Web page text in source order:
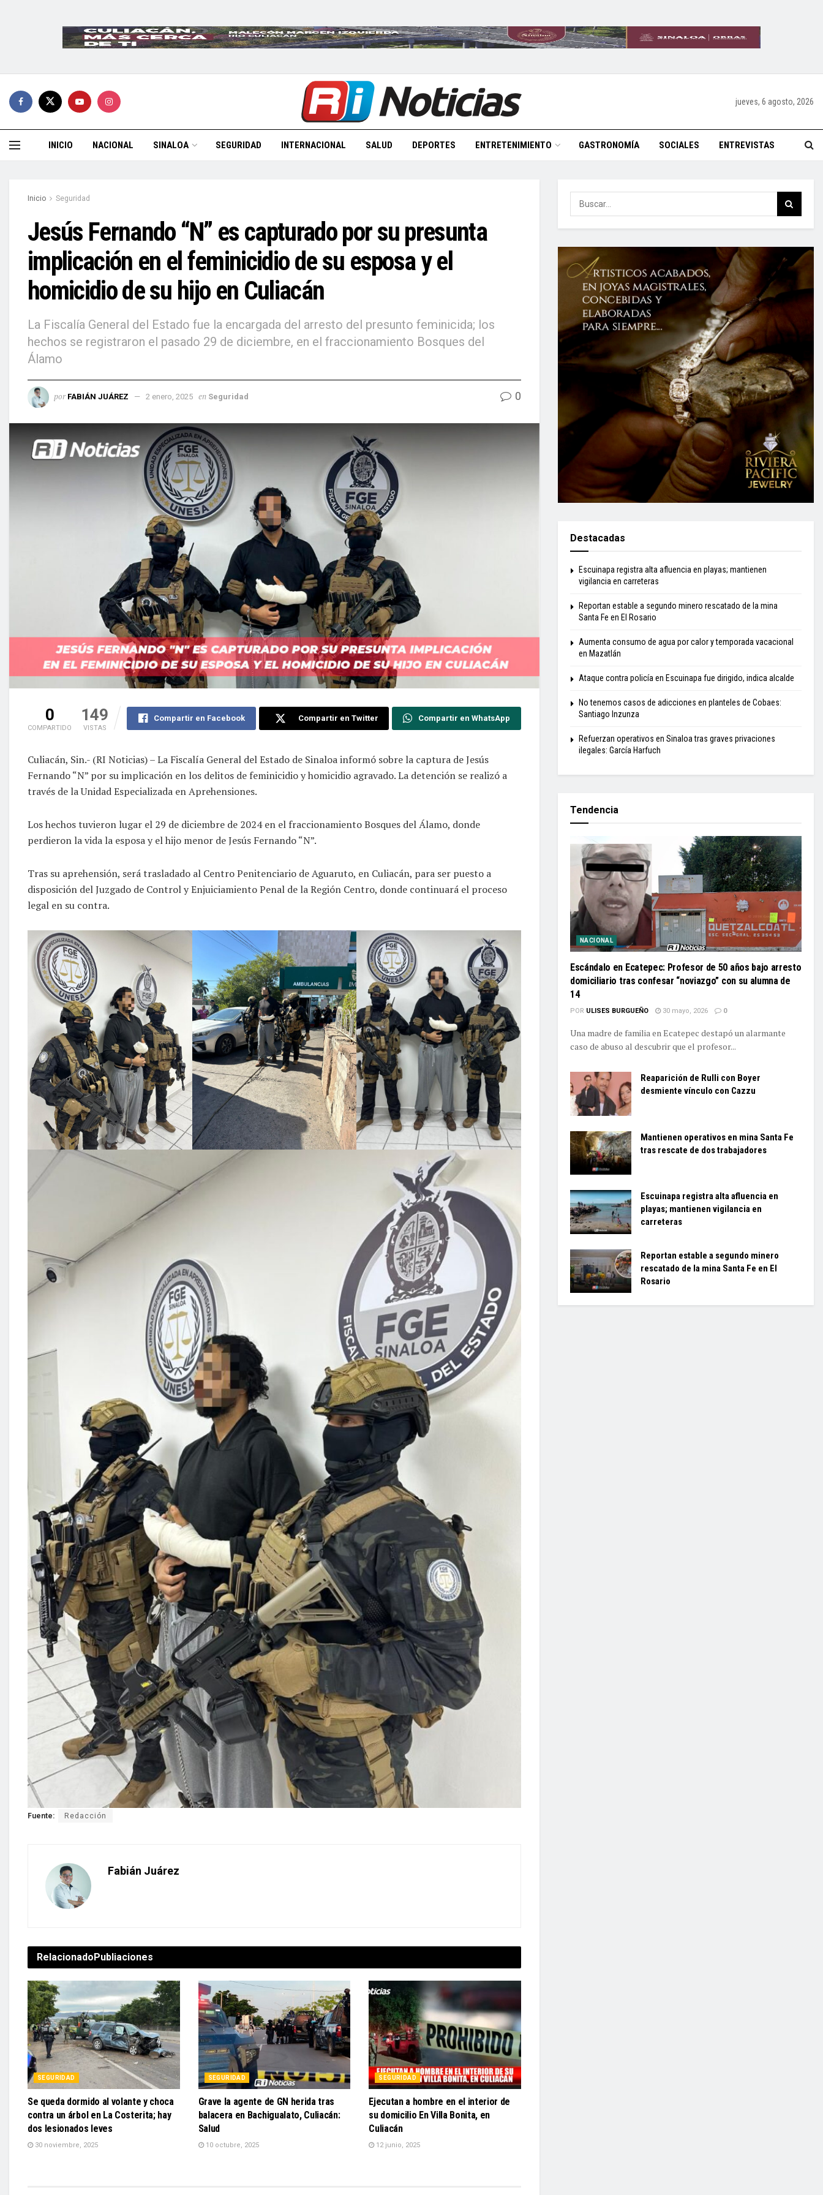
jueves, 6 agosto, 2026
INICIO NACIONAL SINALOA SEGURIDAD INTERNACIONAL SALUD DEPORTES ENTRETENIMIENTO GASTRONOMÍA SOCIALES ENTREVISTAS
Inicio Seguridad
Jesús Fernando “N” es capturado por su presunta
implicación en el feminicidio de su esposa y el
homicidio de su hijo en Culiacán
La Fiscalía General del Estado fue la encargada del arresto del presunto feminicida; los
hechos se registraron el pasado 29 de diciembre, en el fraccionamiento Bosques del
Álamo
por FABIÁN JUÁREZ 2 enero, 2025 en Seguridad 0
0
COMPARTIDO
149
VISTAS
Compartir en Facebook Compartir en Twitter Compartir en WhatsApp
Culiacán, Sin.- (RI Noticias) – La Fiscalía General del Estado de Sinaloa informó sobre la captura de Jesús
Fernando “N” por su implicación en los delitos de feminicidio y homicidio agravado. La detención se realizó a
través de la Unidad Especializada en Aprehensiones.
Los hechos tuvieron lugar el 29 de diciembre de 2024 en el fraccionamiento Bosques del Álamo, donde
perdieron la vida la esposa y el hijo menor de Jesús Fernando “N”.
Tras su aprehensión, será trasladado al Centro Penitenciario de Aguaruto, en Culiacán, para ser puesto a
disposición del Juzgado de Control y Enjuiciamiento Penal de la Región Centro, donde continuará el proceso
legal en su contra.
Fuente: Redacción
Fabián Juárez
RelacionadoPubliaciones
SEGURIDAD
Se queda dormido al volante y choca
contra un árbol en La Costerita; hay
dos lesionados leves
30 noviembre, 2025
SEGURIDAD
Grave la agente de GN herida tras
balacera en Bachigualato, Culiacán:
Salud
10 octubre, 2025
SEGURIDAD
Ejecutan a hombre en el interior de
su domicilio En Villa Bonita, en
Culiacán
12 junio, 2025
Destacadas
Escuinapa registra alta afluencia en playas; mantienen
vigilancia en carreteras
Reportan estable a segundo minero rescatado de la mina
Santa Fe en El Rosario
Aumenta consumo de agua por calor y temporada vacacional
en Mazatlán
Ataque contra policía en Escuinapa fue dirigido, indica alcalde
No tenemos casos de adicciones en planteles de Cobaes:
Santiago Inzunza
Refuerzan operativos en Sinaloa tras graves privaciones
ilegales: García Harfuch
Tendencia
NACIONAL
Escándalo en Ecatepec: Profesor de 50 años bajo arresto
domiciliario tras confesar “noviazgo” con su alumna de
14
POR ULISES BURGUEÑO 30 mayo, 2026 0
Una madre de familia en Ecatepec destapó un alarmante
caso de abuso al descubrir que el profesor...
Reaparición de Rulli con Boyer
desmiente vínculo con Cazzu
Mantienen operativos en mina Santa Fe
tras rescate de dos trabajadores
Escuinapa registra alta afluencia en
playas; mantienen vigilancia en
carreteras
Reportan estable a segundo minero
rescatado de la mina Santa Fe en El
Rosario